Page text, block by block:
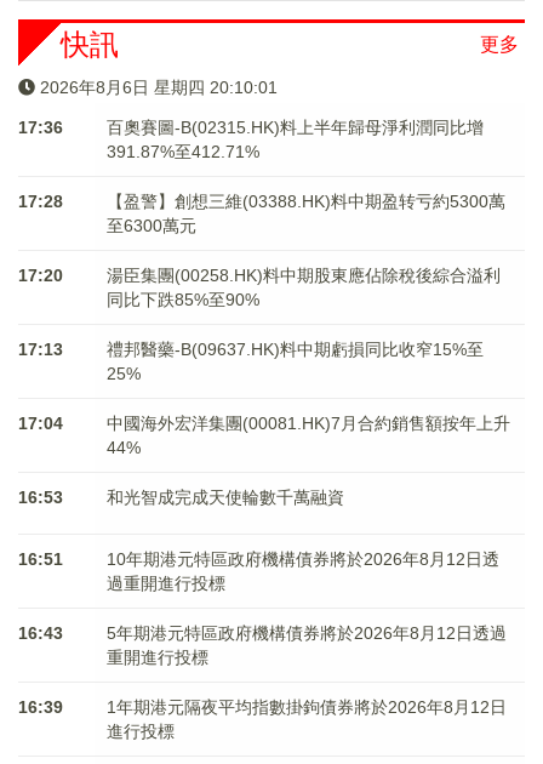
更多
快訊
2026年8月6日 星期四 20:10:01
17:36
百奧賽圖-B(02315.HK)料上半年歸母淨利潤同比增
391.87%至412.71%
17:28
【盈警】創想三維(03388.HK)料中期盈转亏約5300萬
至6300萬元
17:20
湯臣集團(00258.HK)料中期股東應佔除稅後綜合溢利
同比下跌85%至90%
17:13
禮邦醫藥-B(09637.HK)料中期虧損同比收窄15%至
25%
17:04
中國海外宏洋集團(00081.HK)7月合約銷售額按年上升
44%
16:53 和光智成完成天使輪數千萬融資
16:51
10年期港元特區政府機構債券將於2026年8月12日透
過重開進行投標
16:43
5年期港元特區政府機構債券將於2026年8月12日透過
重開進行投標
16:39
1年期港元隔夜平均指數掛鉤債券將於2026年8月12日
進行投標